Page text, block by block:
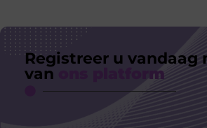
Registreer u vandaag
van
ons platform